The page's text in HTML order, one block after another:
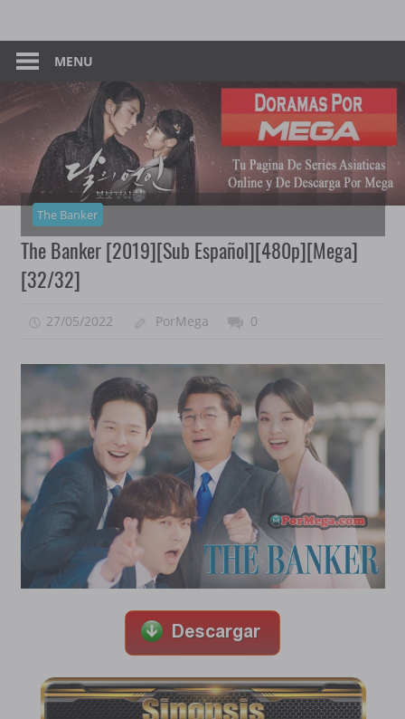
content
Dorama
–
Por
Mega
Pagina
Descarga
Por
Mega
MENU
The Banker
The Banker [2019][Sub Español][480p][Mega]
[32/32]
27/05/2022 PorMega 0